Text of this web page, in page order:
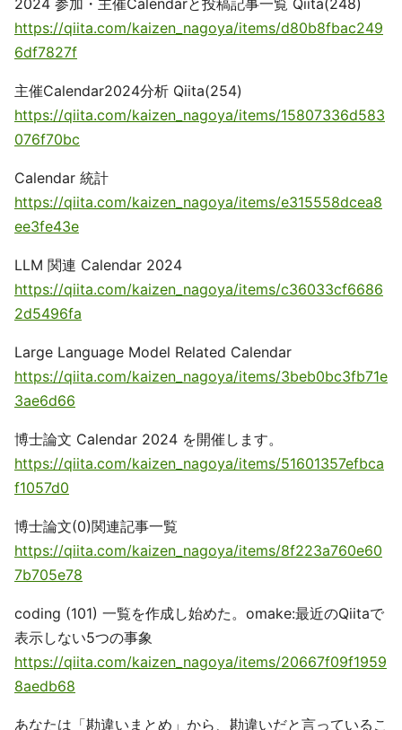
2024 参加・主催Calendarと投稿記事一覧 Qiita(248)
https://qiita.com/kaizen_nagoya/items/d80b8fbac249
6df7827f
主催Calendar2024分析 Qiita(254)
https://qiita.com/kaizen_nagoya/items/15807336d583
076f70bc
Calendar 統計
https://qiita.com/kaizen_nagoya/items/e315558dcea8
ee3fe43e
LLM 関連 Calendar 2024
https://qiita.com/kaizen_nagoya/items/c36033cf6686
2d5496fa
Large Language Model Related Calendar
https://qiita.com/kaizen_nagoya/items/3beb0bc3fb71e
3ae6d66
博士論文 Calendar 2024 を開催します。
https://qiita.com/kaizen_nagoya/items/51601357efbca
f1057d0
博士論文(0)関連記事一覧
https://qiita.com/kaizen_nagoya/items/8f223a760e60
7b705e78
coding (101) 一覧を作成し始めた。omake:最近のQiitaで
表示しない5つの事象
https://qiita.com/kaizen_nagoya/items/20667f09f1959
8aedb68
あなたは「勘違いまとめ」から、勘違いだと言っているこ